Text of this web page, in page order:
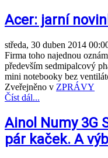
Acer: jarní
středa, 30 duben 2014
Firma toho najednou
především sedmipalcový
mini notebooky bez
Zveřejněno v ZPRÁVY
Číst dál...
Ainol Numy 3G
pár kaček. A